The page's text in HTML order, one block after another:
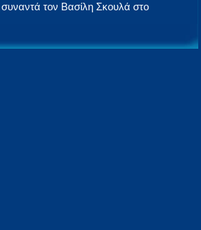
τον Βασίλη Σκουλά στο